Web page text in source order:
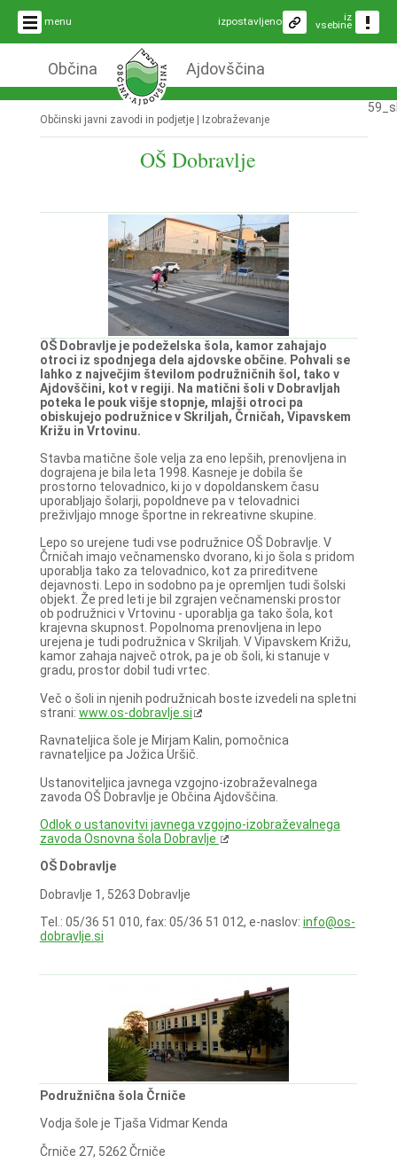
menu iz
vsebine
izpostavljeno
Občina Ajdovščina
Občinski javni zavodi in podjetje | Izobraževanje
OŠ Dobravlje
OŠ Dobravlje je podeželska šola, kamor zahajajo
otroci iz spodnjega dela ajdovske občine. Pohvali se
lahko z največjim številom podružničnih šol, tako v
Ajdovščini, kot v regiji. Na matični šoli v Dobravljah
poteka le pouk višje stopnje, mlajši otroci pa
obiskujejo podružnice v Skriljah, Črničah, Vipavskem
Križu in Vrtovinu.
Stavba matične šole velja za eno lepših, prenovljena in
dograjena je bila leta 1998. Kasneje je dobila še
prostorno telovadnico, ki jo v dopoldanskem času
uporabljajo šolarji, popoldneve pa v telovadnici
preživljajo mnoge športne in rekreativne skupine.
Lepo so urejene tudi vse podružnice OŠ Dobravlje. V
Črničah imajo večnamensko dvorano, ki jo šola s pridom
uporablja tako za telovadnico, kot za prireditvene
dejavnosti. Lepo in sodobno pa je opremljen tudi šolski
objekt. Že pred leti je bil zgrajen večnamenski prostor
ob podružnici v Vrtovinu - uporablja ga tako šola, kot
krajevna skupnost. Popolnoma prenovljena in lepo
urejena je tudi podružnica v Skriljah. V Vipavskem Križu,
kamor zahaja največ otrok, pa je ob šoli, ki stanuje v
gradu, prostor dobil tudi vrtec.
Več o šoli in njenih podružnicah boste izvedeli na spletni
strani: www.os-dobravlje.si
Ravnateljica šole je Mirjam Kalin, pomočnica
ravnateljice pa Jožica Uršič.
Ustanoviteljica javnega vzgojno-izobraževalnega
zavoda OŠ Dobravlje je Občina Ajdovščina.
Odlok o ustanovitvi javnega vzgojno-izobraževalnega
zavoda Osnovna šola Dobravlje
OŠ Dobravlje
Dobravlje 1, 5263 Dobravlje
Tel.: 05/36 51 010, fax: 05/36 51 012, e-naslov: info@os-
dobravlje.si
Podružnična šola Črniče
Vodja šole je Tjaša Vidmar Kenda
Črniče 27, 5262 Črniče